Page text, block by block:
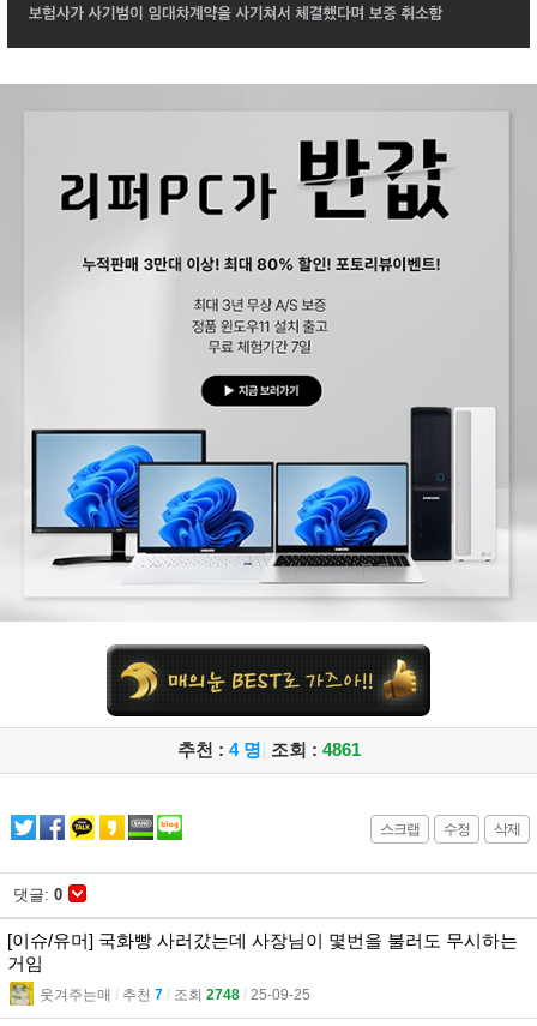
추천 : 4 명 조회 : 4861
스크랩 수정 삭제
댓글: 0
[이슈/유머] 국화빵 사러갔는데 사장님이 몇번을 불러도 무시하는
거임
웃겨주는매 l 추천 7 l 조회 2748 l 25-09-25